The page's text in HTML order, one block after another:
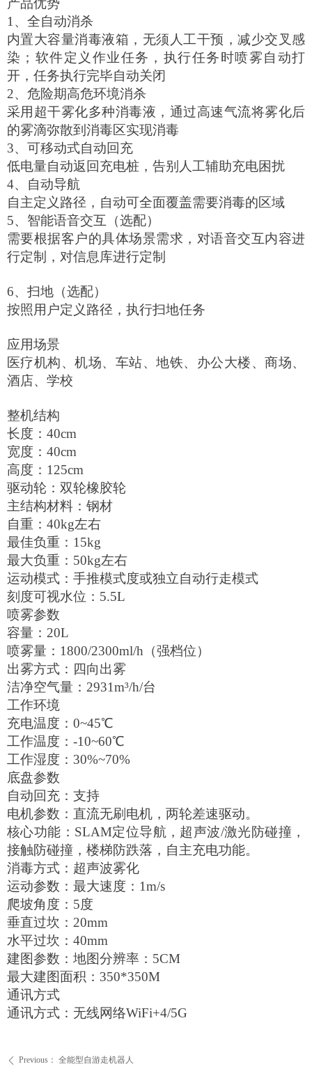
产品优势
1、全自动消杀
内置大容量消毒液箱，无须人工干预，减少交叉感
染；软件定义作业任务，执行任务时喷雾自动打
开，任务执行完毕自动关闭
2、危险期高危环境消杀
采用超干雾化多种消毒液，通过高速气流将雾化后
的雾滴弥散到消毒区实现消毒
3、可移动式自动回充
低电量自动返回充电桩，告别人工辅助充电困扰
4、自动导航
自主定义路径，自动可全面覆盖需要消毒的区域
5、智能语音交互（选配）
需要根据客户的具体场景需求，对语音交互内容进
行定制，对信息库进行定制
6、扫地（选配）
按照用户定义路径，执行扫地任务
应用场景
医疗机构、机场、车站、地铁、办公大楼、商场、
酒店、学校
整机结构
长度：40cm
宽度：40cm
高度：125cm
驱动轮：双轮橡胶轮
主结构材料：钢材
自重：40kg左右
最佳负重：15kg
最大负重：50kg左右
运动模式：手推模式度或独立自动行走模式
刻度可视水位：5.5L
喷雾参数
容量：20L
喷雾量：1800/2300ml/h（强档位）
出雾方式：四向出雾
洁净空气量：2931m³/h/台
工作环境
充电温度：0~45℃
工作温度：-10~60℃
工作湿度：30%~70%
底盘参数
自动回充：支持
电机参数：直流无刷电机，两轮差速驱动。
核心功能：SLAM定位导航，超声波/激光防碰撞，
接触防碰撞，楼梯防跌落，自主充电功能。
消毒方式：超声波雾化
运动参数：最大速度：1m/s
爬坡角度：5度
垂直过坎：20mm
水平过坎：40mm
建图参数：地图分辨率：5CM
最大建图面积：350*350M
通讯方式
通讯方式：无线网络WiFi+4/5G
ꄴ Previous： 全能型自游走机器人